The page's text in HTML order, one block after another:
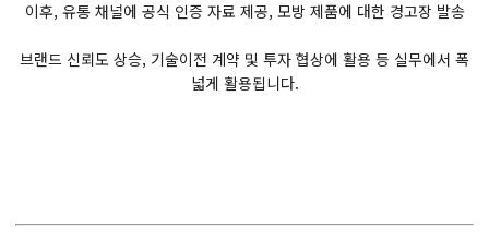
이후, 유통 채널에 공식 인증 자료 제공, 모방 제품에 대한 경고장 발송
브랜드 신뢰도 상승, 기술이전 계약 및 투자 협상에 활용 등 실무에서 폭
넓게 활용됩니다.